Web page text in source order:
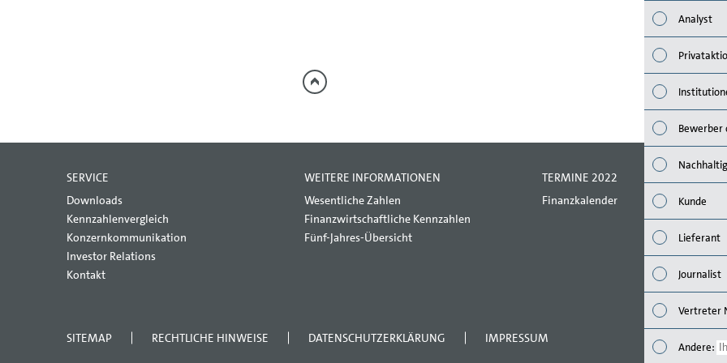
SERVICE
Downloads
Kennzahlenvergleich
Konzernkommunikation
Investor Relations
Kontakt
WEITERE INFORMATIONEN
Wesentliche Zahlen
Finanzwirtschaftliche Kennzahlen
Fünf-Jahres-Übersicht
TERMINE 2022
Finanzkalender
SITEMAP RECHTLICHE HINWEISE DATENSCHUTZERKLÄRUNG IMPRESSUM
Analyst
Bewerber
Kunde
Lieferant
Journalist
Vertreter
Andere